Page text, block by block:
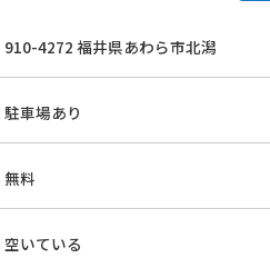
910-4272 福井県あわら市北潟
駐車場あり
無料
空いている